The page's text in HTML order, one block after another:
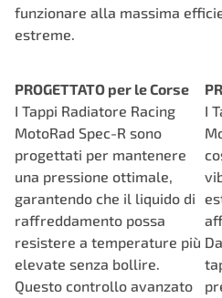
funzionare alla massima
estreme.
PROGETTATO per le Corse
I Tappi Radiatore Racing
MotoRad Spec-R sono
progettati per mantenere
una pressione ottimale,
garantendo che il liquido di
raffreddamento possa
resistere a temperature più
elevate senza bollire.
Questo controllo avanzato
I